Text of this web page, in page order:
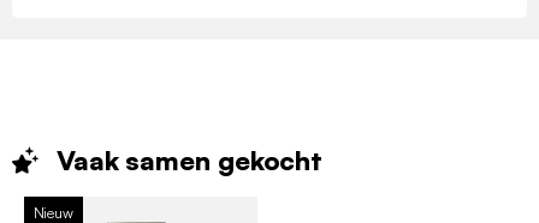
Vaak samen gekocht
Nieuw